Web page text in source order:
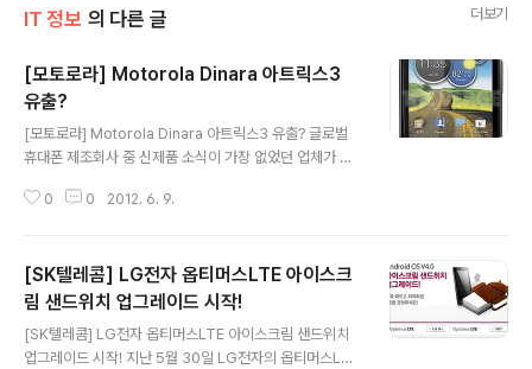
IT 정보 의 다른 글 더보기
[모토로라] Motorola Dinara 아트릭스3
유출?
[모토로라] Motorola Dinara 아트릭스3 유출? 글로벌
휴대폰 제조회사 중 신제품 소식이 가장 없었던 업체가 모
으로 보이는 이미지가 유출되었는데요. 모델명은 모토로라
데요. 이번에 공개된 Motorola Dinara는 디자인과 스팩
이 모두 바뀐 모델로 모토로라 아트릭스3로 출시할 가능성
이 크다고 추정하고 있는 제품입니다. 알려진 스팩으로는
720p 해상도, LTE 대응을 위한 스냅드래곤 S4, 아이스크
0 0 2012. 6. 9.
[SK텔레콤] LG전자 옵티머스LTE 아이스크
림 샌드위치 업그레이드 시작!
[SK텔레콤] LG전자 옵티머스LTE 아이스크림 샌드위치
업그레이드 시작! 지난 5월 30일 LG전자의 옵티머스LTE